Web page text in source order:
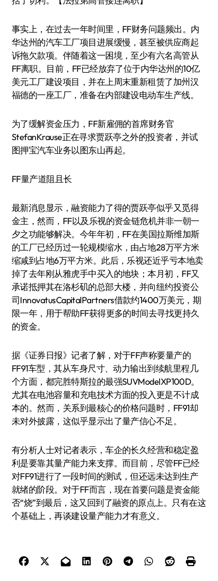
事实上，在过去一年时间里，FF财务问题频出。内
华达州的汽车工厂项目进展缓慢，甚至被供应商起
诉拖欠款项。伴随着这一困境，至少有六名高管从
FF离职。目前，FF已经放弃了位于内华达州的10亿
美元工厂建设项目，并在上周末重新租赁了加州汉
福德的一座工厂，准备在内部建设电动车生产线。
为了缓解资金压力，FF新雇佣的首席财务官
StefanKrause正在寻求贾跃亭之外的投资者，并试
图押宝汽车业务以图东山再起。
FF量产道阻且长
最新消息显示，融资能力了得的贾跃亭似乎又觅得
金主，然而，FF以及乐视的资金链危机并非一朝一
夕之功能够解决。今年年初，FF在美国拉斯维加斯
的工厂已经历过一轮规模缩水，由占地28万平方米
缩减到占地6万平方米。此后，乐视还近乎亏本地卖
掉了去年刚从雅虎手中买入的地块；本月初，FF又
承诺抵押其在洛杉矶的总部大楼，并向纽约投资公
司InnovatusCapitalPartners借款约1400万美元，期
限一年，用于帮助FF获得更多的时间去寻找更持久
的资金。
据《证券日报》记者了解，对于FF声称要量产的
FF91车型，其从车身尺寸、动力输出到续航里程几
个方面，都完胜特斯拉的最强SUVModelXP100D。
尤其在电池容量和充电技术方面的投入更是不计成
本的。然而，关系到最核心的价格问题时，FF91却
未对外披露，这似乎显示出了量产信心不足。
有分析人士对记者表示，车企的长久经营和稳定盈
利是要靠其量产能力来支撑。而目前，尽管FF已经
对FF91进行了一段时间的测试，但还远未达到生产
就绪的阶段。对于FF而言，现在首要问题是资金能
否“烧”到最后，这又回到了融资的原点上。只有在这
个基础上，再谈建设量产能力才有意义。